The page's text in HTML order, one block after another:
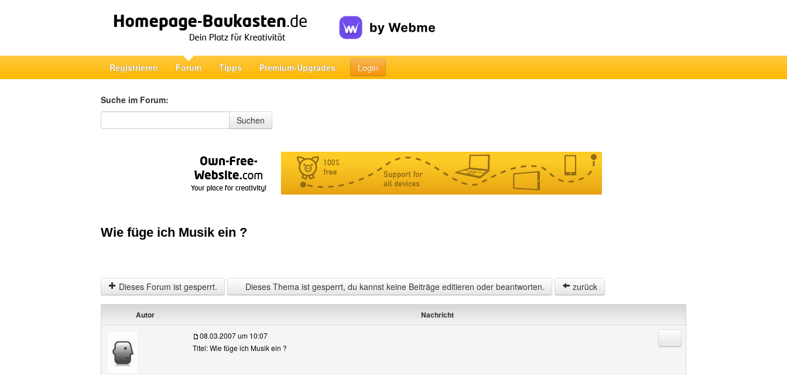
Registrieren Forum Tipps Premium-Upgrades Login
Suche im Forum:
Suche im Forum
Suchen
Wie füge ich Musik ein ?
Dieses Forum ist gesperrt. Dieses Thema ist gesperrt, du kannst keine Beiträge editieren oder beantworten. zurück
Autor Nachricht
08.03.2007 um 10:07
Titel: Wie füge ich Musik ein ?